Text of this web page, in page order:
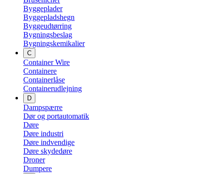
Byggeplader
Byggepladshegn
Byggeudtørring
Bygningsbeslag
Bygningskemikalier
C
Container Wire
Containere
Containerlåse
Containerudlejning
D
Dampspærre
Dør og portautomatik
Døre
Døre industri
Døre indvendige
Døre skydedøre
Droner
Dumpere